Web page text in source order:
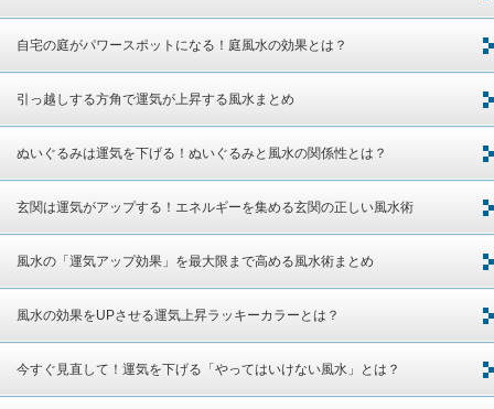
自宅の庭がパワースポットになる！庭風水の効果とは？
引っ越しする方角で運気が上昇する風水まとめ
ぬいぐるみは運気を下げる！ぬいぐるみと風水の関係性とは？
玄関は運気がアップする！エネルギーを集める玄関の正しい風水術
風水の「運気アップ効果」を最大限まで高める風水術まとめ
風水の効果をUPさせる運気上昇ラッキーカラーとは？
今すぐ見直して！運気を下げる「やってはいけない風水」とは？